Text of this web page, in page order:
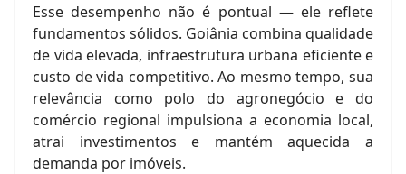
Esse desempenho não é pontual — ele reflete
fundamentos sólidos. Goiânia combina qualidade
de vida elevada, infraestrutura urbana eficiente e
custo de vida competitivo. Ao mesmo tempo, sua
relevância como polo do agronegócio e do
comércio regional impulsiona a economia local,
atrai investimentos e mantém aquecida a
demanda por imóveis.